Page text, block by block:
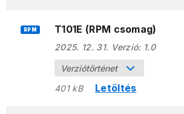
RPM T101E (RPM csomag)
2025. 12. 31. Verzió: 1.0
Verziótörténet
401 kB
Letöltés